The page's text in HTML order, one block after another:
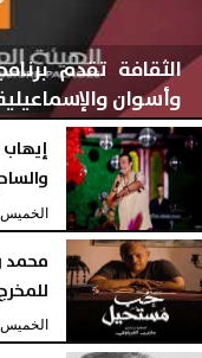
الثقافة تقدم
وأسوان
الخميس، 6 أغسطس 2026 05:56 مـ
الخميس، 6 أغسطس
الخميس، 6 أغسطس